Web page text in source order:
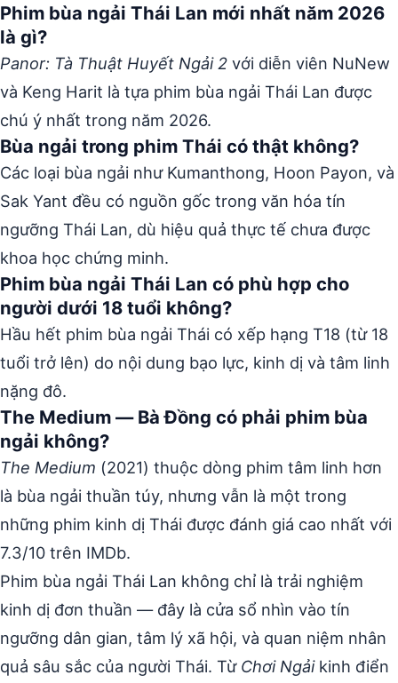
Phim bùa ngải Thái Lan mới nhất năm 2026
là gì?
Panor: Tà Thuật Huyết Ngải 2 với diễn viên NuNew
và Keng Harit là tựa phim bùa ngải Thái Lan được
chú ý nhất trong năm 2026.
Bùa ngải trong phim Thái có thật không?
Các loại bùa ngải như Kumanthong, Hoon Payon, và
Sak Yant đều có nguồn gốc trong văn hóa tín
ngưỡng Thái Lan, dù hiệu quả thực tế chưa được
khoa học chứng minh.
Phim bùa ngải Thái Lan có phù hợp cho
người dưới 18 tuổi không?
Hầu hết phim bùa ngải Thái có xếp hạng T18 (từ 18
tuổi trở lên) do nội dung bạo lực, kinh dị và tâm linh
nặng đô.
The Medium — Bà Đồng có phải phim bùa
ngải không?
The Medium (2021) thuộc dòng phim tâm linh hơn
là bùa ngải thuần túy, nhưng vẫn là một trong
những phim kinh dị Thái được đánh giá cao nhất với
7.3/10 trên IMDb.
Phim bùa ngải Thái Lan không chỉ là trải nghiệm
kinh dị đơn thuần — đây là cửa sổ nhìn vào tín
ngưỡng dân gian, tâm lý xã hội, và quan niệm nhân
quả sâu sắc của người Thái. Từ Chơi Ngảikinh điển